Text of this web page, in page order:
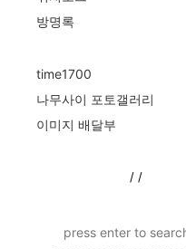
방명록
time1700
나무사이 포토갤러리
이미지 배달부
/ /